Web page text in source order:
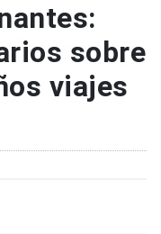
sobre
viajes